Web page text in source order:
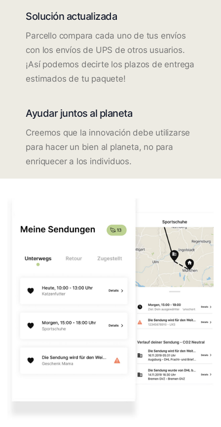
Solución actualizada
Parcello compara cada uno de tus envíos
con los envíos de UPS de otros usuarios.
¡Así podemos decirte los plazos de entrega
estimados de tu paquete!
Ayudar juntos al planeta
Creemos que la innovación debe utilizarse
para hacer un bien al planeta, no para
enriquecer a los individuos.